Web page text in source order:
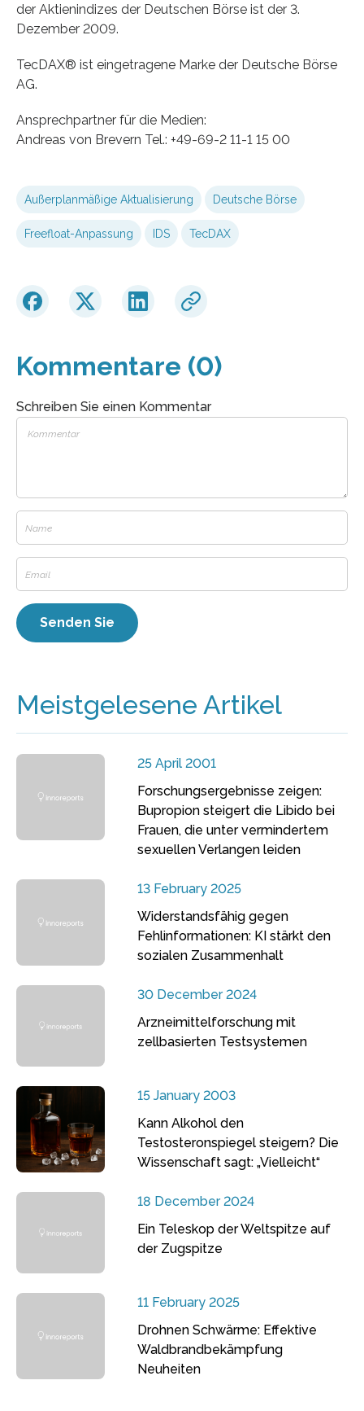
der Aktienindizes der Deutschen Börse ist der 3.
Dezember 2009.
TecDAX® ist eingetragene Marke der Deutsche Börse
AG.
Ansprechpartner für die Medien:
Andreas von Brevern Tel.: +49-69-2 11-1 15 00
Außerplanmäßige Aktualisierung Deutsche Börse
Freefloat-Anpassung IDS TecDAX
Kommentare (0)
Schreiben Sie einen Kommentar
Meistgelesene Artikel
25 April 2001
Forschungsergebnisse zeigen:
Bupropion steigert die Libido bei
Frauen, die unter vermindertem
sexuellen Verlangen leiden
13 February 2025
Widerstandsfähig gegen
Fehlinformationen: KI stärkt den
sozialen Zusammenhalt
30 December 2024
Arzneimittelforschung mit
zellbasierten Testsystemen
15 January 2003
Kann Alkohol den
Testosteronspiegel steigern? Die
Wissenschaft sagt: „Vielleicht“
18 December 2024
Ein Teleskop der Weltspitze auf
der Zugspitze
11 February 2025
Drohnen Schwärme: Effektive
Waldbrandbekämpfung
Neuheiten